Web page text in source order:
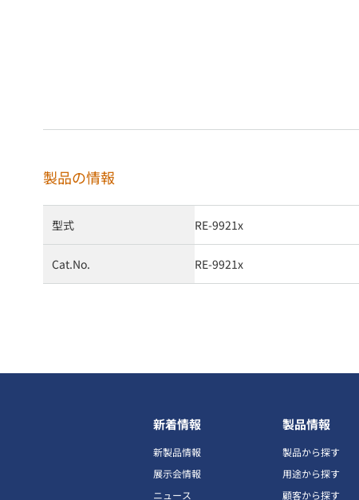
製品の情報
型式 RE-9921x
Cat.No. RE-9921x
新着情報
新製品情報
展示会情報
ニュース
製品情報
製品から探す
用途から探す
顧客から探す